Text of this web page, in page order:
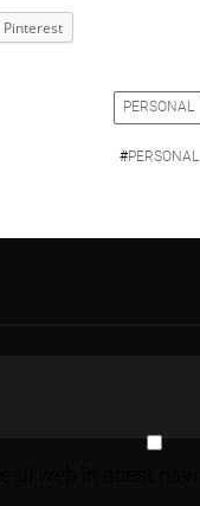
Pinterest
PERSONAL
#PERSONAL